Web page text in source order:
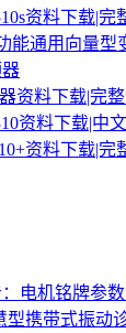
资料下载|完
能通用向量型
资料下载|完
资料下载|中
资料下载|完
电机铭牌参
型携带式振动